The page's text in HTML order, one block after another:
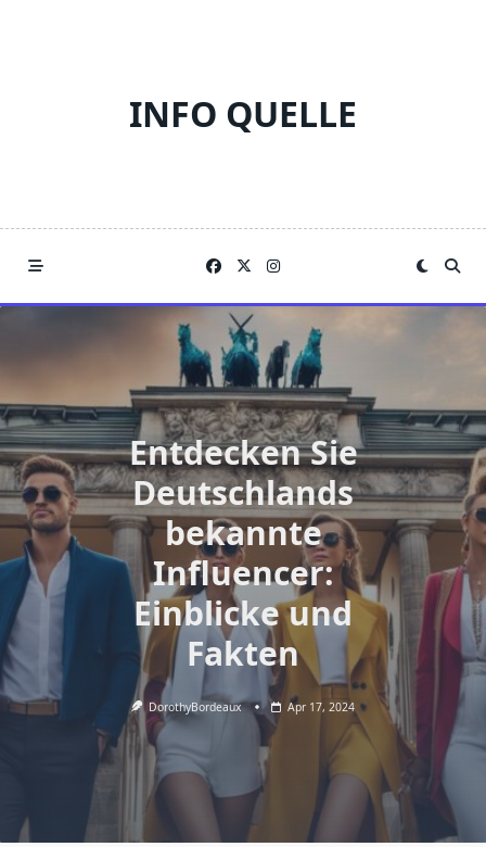
INFO QUELLE
Entdecken Sie
Deutschlands
bekannte
Influencer:
Einblicke und
Fakten
DorothyBordeaux Apr 17, 2024